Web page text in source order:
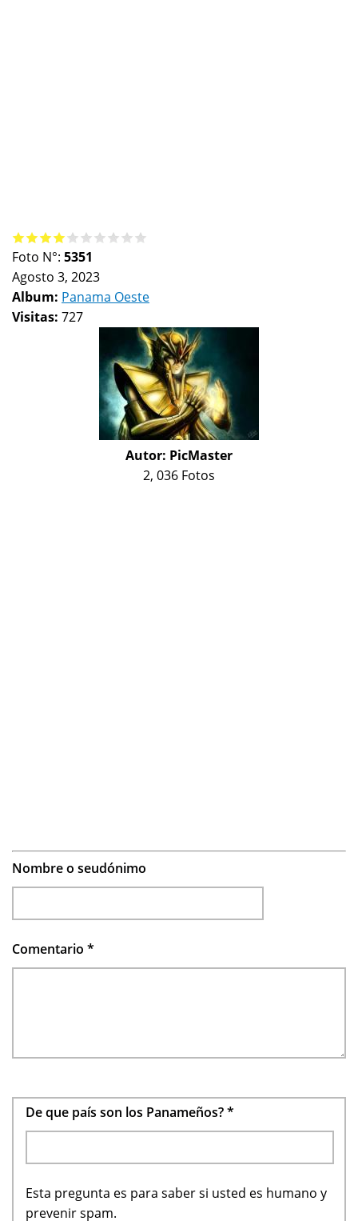
Foto N°: 5351
Agosto 3, 2023
Album: Panama Oeste
Visitas: 727
Autor: PicMaster
2, 036 Fotos
Nombre o seudónimo
Comentario *
De que país son los Panameños?*
Esta pregunta es para saber si usted es humano y
prevenir spam.